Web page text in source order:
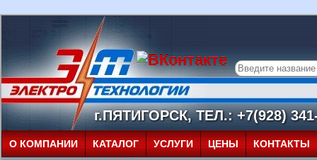
г.ПЯТИГОРСК, ТЕЛ.: +7(928)
О КОМПАНИИ КАТАЛОГ УСЛУГИ ЦЕНЫ КОНТАКТЫ